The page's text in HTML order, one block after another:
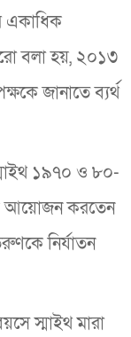
একাধিক
বলা হয়, ২০১৩
জানাতে ব্যর্থ
১৯৭০ ও ৮০-
আয়োজন করতেন
নির্যাতন
স্মাইথ মারা